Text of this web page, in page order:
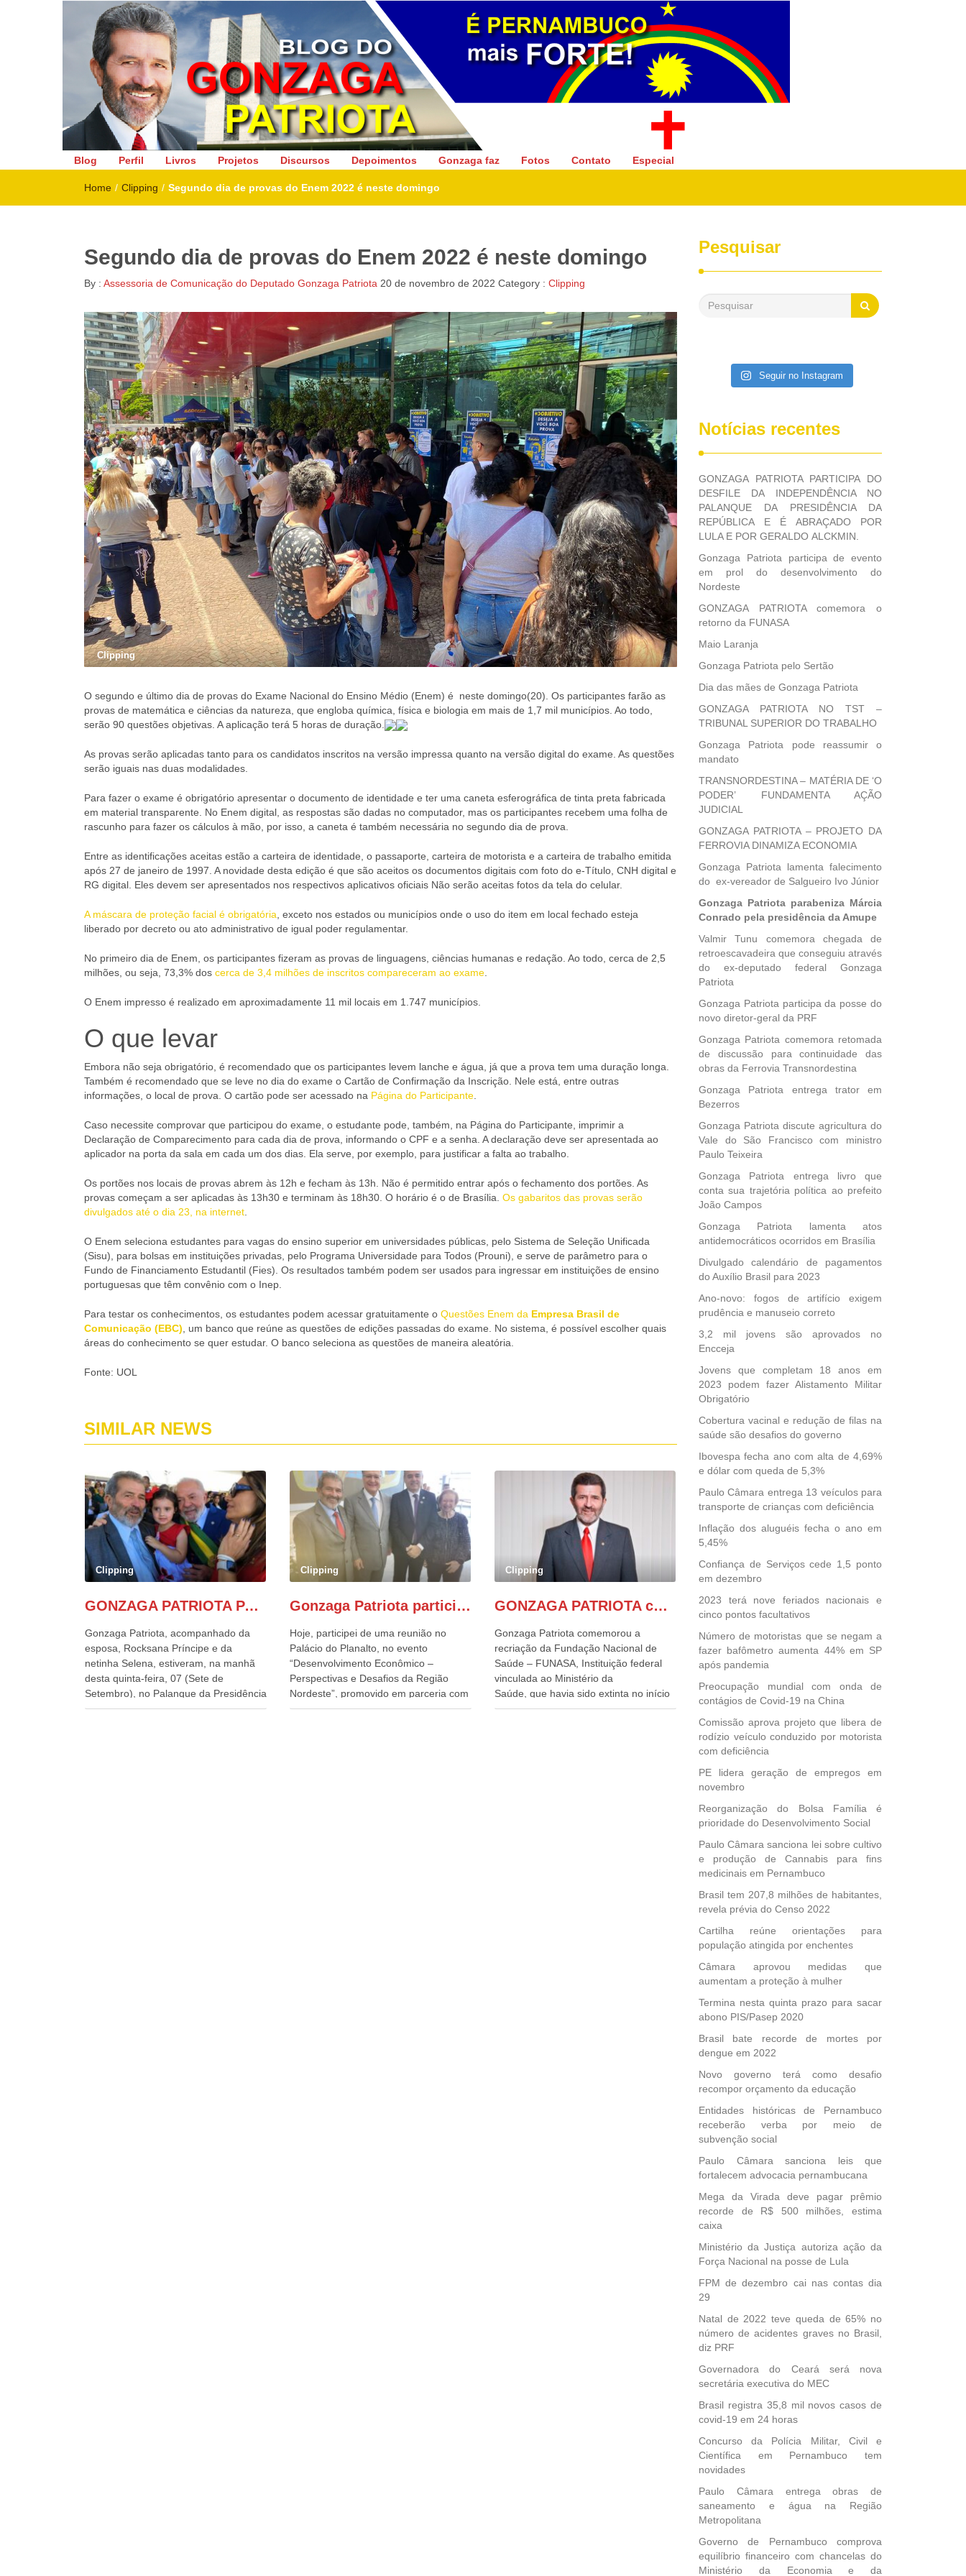
Gonzaga Patriota
Deputado Federal
Blog Perfil Livros Projetos Discursos Depoimentos Gonzaga faz Fotos Contato Especial
Home / Clipping / Segundo dia de provas do Enem 2022 é neste domingo
Segundo dia de provas do Enem 2022 é neste domingo
By : Assessoria de Comunicação do Deputado Gonzaga Patriota 20 de novembro de 2022 Category : Clipping
Clipping
O segundo e último dia de provas do Exame Nacional do Ensino Médio (Enem) é neste domingo(20). Os participantes farão as
provas de matemática e ciências da natureza, que engloba química, física e biologia em mais de 1,7 mil municípios. Ao todo,
serão 90 questões objetivas. A aplicação terá 5 horas de duração.
As provas serão aplicadas tanto para os candidatos inscritos na versão impressa quanto na versão digital do exame. As questões
serão iguais nas duas modalidades.
Para fazer o exame é obrigatório apresentar o documento de identidade e ter uma caneta esferográfica de tinta preta fabricada
em material transparente. No Enem digital, as respostas são dadas no computador, mas os participantes recebem uma folha de
rascunho para fazer os cálculos à mão, por isso, a caneta é também necessária no segundo dia de prova.
Entre as identificações aceitas estão a carteira de identidade, o passaporte, carteira de motorista e a carteira de trabalho emitida
após 27 de janeiro de 1997. A novidade desta edição é que são aceitos os documentos digitais com foto do e-Título, CNH digital e
RG digital. Eles devem ser apresentados nos respectivos aplicativos oficiais Não serão aceitas fotos da tela do celular.
A máscara de proteção facial é obrigatória , exceto nos estados ou municípios onde o uso do item em local fechado esteja
liberado por decreto ou ato administrativo de igual poder regulamentar.
No primeiro dia de Enem, os participantes fizeram as provas de linguagens, ciências humanas e redação. Ao todo, cerca de 2,5
milhões, ou seja, 73,3% dos cerca de 3,4 milhões de inscritos compareceram ao exame
O Enem impresso é realizado em aproximadamente 11 mil locais em 1.747 municípios.
O que levar
Embora não seja obrigatório, é recomendado que os participantes levem lanche e água, já que a prova tem uma duração longa.
Também é recomendado que se leve no dia do exame o Cartão de Confirmação da Inscrição. Nele está, entre outras
informações, o local de prova. O cartão pode ser acessado na Página do Participante
Caso necessite comprovar que participou do exame, o estudante pode, também, na Página do Participante, imprimir a
Declaração de Comparecimento para cada dia de prova, informando o CPF e a senha. A declaração deve ser apresentada ao
aplicador na porta da sala em cada um dos dias. Ela serve, por exemplo, para justificar a falta ao trabalho.
Os portões nos locais de provas abrem às 12h e fecham às 13h. Não é permitido entrar após o fechamento dos portões. As
provas começam a ser aplicadas às 13h30 e terminam às 18h30. O horário é o de Brasília. Os gabaritos das provas serão
divulgados até o dia 23, na internet
O Enem seleciona estudantes para vagas do ensino superior em universidades públicas, pelo Sistema de Seleção Unificada
(Sisu), para bolsas em instituições privadas, pelo Programa Universidade para Todos (Prouni), e serve de parâmetro para o
Fundo de Financiamento Estudantil (Fies). Os resultados também podem ser usados para ingressar em instituições de ensino
portuguesas que têm convênio com o Inep.
Para testar os conhecimentos, os estudantes podem acessar gratuitamente o Questões Enem da Empresa Brasil de
Comunicação (EBC) , um banco que reúne as questões de edições passadas do exame. No sistema, é possível escolher quais
áreas do conhecimento se quer estudar. O banco seleciona as questões de maneira aleatória.
Fonte: UOL
SIMILAR NEWS
Clipping
GONZAGA PATRIOTA PARTICIPA DO DESFILE DA INDEPENDÊNCIA NO PALANQUE DA PRESIDÊNCIA DA REPÚBLICA E É ABRAÇADO POR LULA E POR GERALDO ALCKMIN.
Gonzaga Patriota, acompanhado da
esposa, Rocksana Príncipe e da
netinha Selena, estiveram, na manhã
desta quinta-feira, 07 (Sete de
Setembro), no Palanque da Presidência
da República, onde foram abraçados
Clipping
Gonzaga Patriota participa de evento em prol do desenvolvimento do Nordeste
Hoje, participei de uma reunião no
Palácio do Planalto, no evento
“Desenvolvimento Econômico –
Perspectivas e Desafios da Região
Nordeste”, promovido em parceria com
o Consórcio Nordeste. Na pauta do
Clipping
GONZAGA PATRIOTA comemora o retorno da FUNASA
Gonzaga Patriota comemorou a
recriação da Fundação Nacional de
Saúde – FUNASA, Instituição federal
vinculada ao Ministério da
Saúde, que havia sido extinta no início
do terceiro governo do
Pesquisar
Seguir no Instagram
Notícias recentes
GONZAGA PATRIOTA PARTICIPA DO
DESFILE DA INDEPENDÊNCIA NO
PALANQUE DA PRESIDÊNCIA DA
REPÚBLICA E É ABRAÇADO POR
LULA E POR GERALDO ALCKMIN.
Gonzaga Patriota participa de evento
em prol do desenvolvimento do
Nordeste
GONZAGA PATRIOTA comemora o
retorno da FUNASA
Maio Laranja
Gonzaga Patriota pelo Sertão
Dia das mães de Gonzaga Patriota
GONZAGA PATRIOTA NO TST –
TRIBUNAL SUPERIOR DO TRABALHO
Gonzaga Patriota pode reassumir o
mandato
TRANSNORDESTINA – MATÉRIA DE ‘O
PODER’ FUNDAMENTA AÇÃO
JUDICIAL
GONZAGA PATRIOTA – PROJETO DA
FERROVIA DINAMIZA ECONOMIA
Gonzaga Patriota lamenta falecimento
do ex-vereador de Salgueiro Ivo Júnior
Gonzaga Patriota parabeniza Márcia
Conrado pela presidência da Amupe
Valmir Tunu comemora chegada de
retroescavadeira que conseguiu através
do ex-deputado federal Gonzaga
Patriota
Gonzaga Patriota participa da posse do
novo diretor-geral da PRF
Gonzaga Patriota comemora retomada
de discussão para continuidade das
obras da Ferrovia Transnordestina
Gonzaga Patriota entrega trator em
Bezerros
Gonzaga Patriota discute agricultura do
Vale do São Francisco com ministro
Paulo Teixeira
Gonzaga Patriota entrega livro que
conta sua trajetória política ao prefeito
João Campos
Gonzaga Patriota lamenta atos
antidemocráticos ocorridos em Brasília
Divulgado calendário de pagamentos
do Auxílio Brasil para 2023
Ano-novo: fogos de artifício exigem
prudência e manuseio correto
3,2 mil jovens são aprovados no
Encceja
Jovens que completam 18 anos em
2023 podem fazer Alistamento Militar
Obrigatório
Cobertura vacinal e redução de filas na
saúde são desafios do governo
Ibovespa fecha ano com alta de 4,69%
e dólar com queda de 5,3%
Paulo Câmara entrega 13 veículos para
transporte de crianças com deficiência
Inflação dos aluguéis fecha o ano em
5,45%
Confiança de Serviços cede 1,5 ponto
em dezembro
2023 terá nove feriados nacionais e
cinco pontos facultativos
Número de motoristas que se negam a
fazer bafômetro aumenta 44% em SP
após pandemia
Preocupação mundial com onda de
contágios de Covid-19 na China
Comissão aprova projeto que libera de
rodízio veículo conduzido por motorista
com deficiência
PE lidera geração de empregos em
novembro
Reorganização do Bolsa Família é
prioridade do Desenvolvimento Social
Paulo Câmara sanciona lei sobre cultivo
e produção de Cannabis para fins
medicinais em Pernambuco
Brasil tem 207,8 milhões de habitantes,
revela prévia do Censo 2022
Cartilha reúne orientações para
população atingida por enchentes
Câmara aprovou medidas que
aumentam a proteção à mulher
Termina nesta quinta prazo para sacar
abono PIS/Pasep 2020
Brasil bate recorde de mortes por
dengue em 2022
Novo governo terá como desafio
recompor orçamento da educação
Entidades históricas de Pernambuco
receberão verba por meio de
subvenção social
Paulo Câmara sanciona leis que
fortalecem advocacia pernambucana
Mega da Virada deve pagar prêmio
recorde de R$ 500 milhões, estima
caixa
Ministério da Justiça autoriza ação da
Força Nacional na posse de Lula
FPM de dezembro cai nas contas dia
29
Natal de 2022 teve queda de 65% no
número de acidentes graves no Brasil,
diz PRF
Governadora do Ceará será nova
secretária executiva do MEC
Brasil registra 35,8 mil novos casos de
covid-19 em 24 horas
Concurso da Polícia Militar, Civil e
Científica em Pernambuco tem
novidades
Paulo Câmara entrega obras de
saneamento e água na Região
Metropolitana
Governo de Pernambuco comprova
equilíbrio financeiro com chancelas do
Ministério da Economia e da